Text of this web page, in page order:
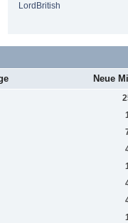
LordBritish
Neue